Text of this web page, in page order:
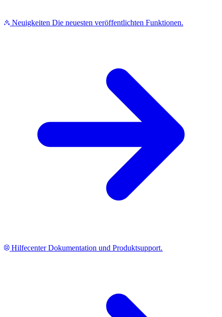
Neuigkeiten Die neuesten veröffentlichten Funktionen.
Hilfecenter Dokumentation und Produktsupport.